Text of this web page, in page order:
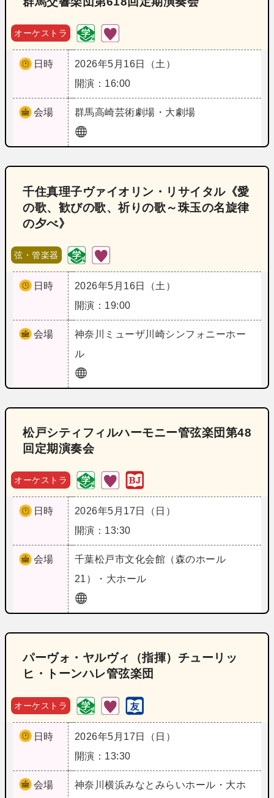
オーケストラ
日時
2026年5月16日（土）
開演：16:00
会場 群馬高崎芸術劇場・大劇場
千住真理子ヴァイオリン・リサイタル《愛
の歌、歓びの歌、祈りの歌～珠玉の名旋律
の夕べ》
弦・管楽器
日時
2026年5月16日（土）
開演：19:00
会場 神奈川
ミューザ川崎シンフォニーホー
ル
松戸シティフィルハーモニー管弦楽団第48
回定期演奏会
オーケストラ
日時
2026年5月17日（日）
開演：13:30
会場 千葉松戸市文化会館（森のホール
21）・大ホール
パーヴォ・ヤルヴィ（指揮）チューリッ
ヒ・トーンハレ管弦楽団
オーケストラ
日時
2026年5月17日（日）
開演：13:30
会場 神奈川横浜みなとみらいホール・大ホ